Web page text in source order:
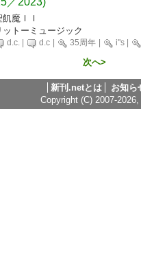
飢魔ＩＩ
ットーミュージック
d.c. d.c 35周年 i"s
次へ>
新刊.netとは
お知ら
Copyright (C) 2007-2026,